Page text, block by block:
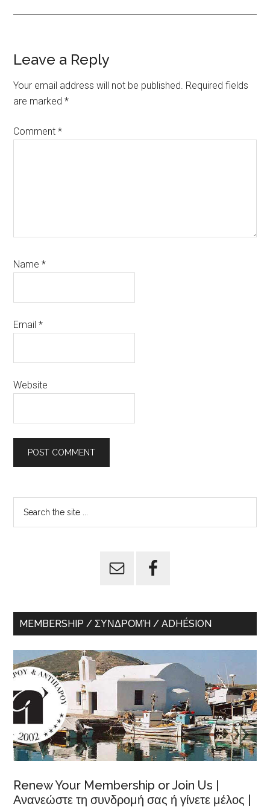
Reader
Interactions
Leave a Reply
Your email address will not be published. Required fields
are marked*
Comment*
Name*
Email*
Website
Primary
Sidebar
MEMBERSHIP / ΣΥΝΔΡΟΜΉ / ADHÉSION
Renew Your Membership or Join Us |
Ανανεώστε τη συνδρομή σας ή γίνετε μέλος |